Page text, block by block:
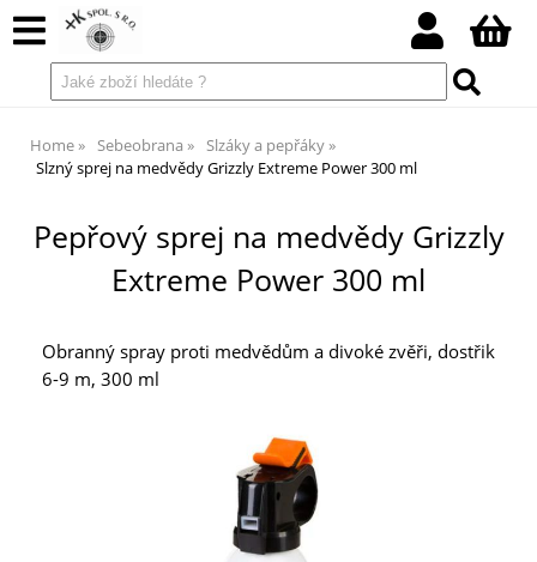
Home Sebeobrana
Slzáky a pepřáky
Slzný sprej na medvědy Grizzly Extreme Power 300 ml
Pepřový sprej na medvědy Grizzly
Extreme Power 300 ml
Obranný spray proti medvědům a divoké zvěři, dostřik
6-9 m, 300 ml